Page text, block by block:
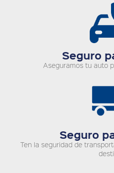
Seguro
Aseguramos tu auto
Seguro
Ten la seguridad de